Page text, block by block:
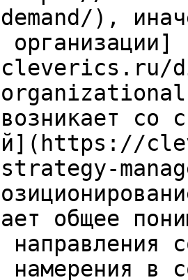
),
организации]
со
общее
направления
намерения в